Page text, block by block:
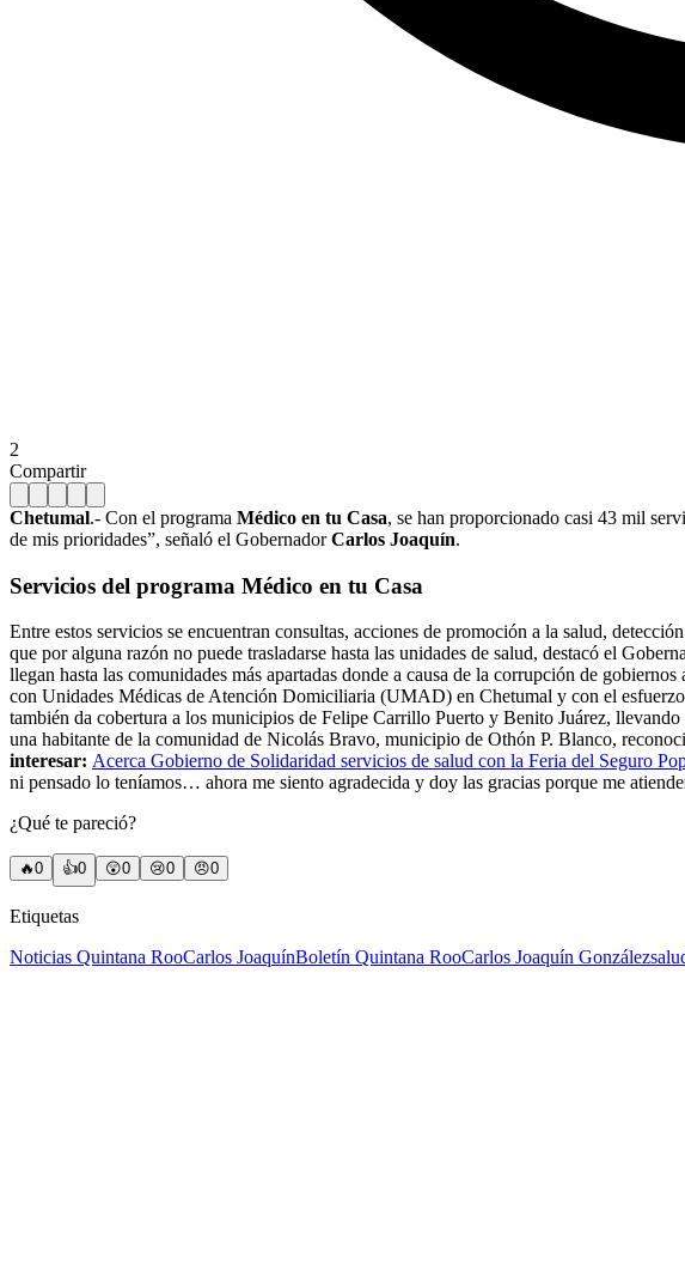
2
Compartir
Chetumal.- Con el programa Médico en tu Casa, se han proporcionado casi 43 mil
de mis prioridades”, señaló el GobernadorCarlos Joaquín.
Servicios del programa Médico en tu Casa
Entre estos servicios se encuentran consultas, acciones de promoción a la salud,
que por alguna razón no puede trasladarse hasta las unidades de salud, destacó el
llegan hasta las comunidades más apartadas donde a causa de la corrupción de
con Unidades Médicas de Atención Domiciliaria (UMAD) en Chetumal y con el
también da cobertura a los municipios de Felipe Carrillo Puerto y Benito Juárez,
una habitante de la comunidad de Nicolás Bravo, municipio de Othón P. Blanco,
interesar: Acerca Gobierno de Solidaridad servicios de salud con la Feria del Seguro
ni pensado lo teníamos… ahora me siento agradecida y doy las gracias porque me
¿Qué te pareció?
🔥0 👍0 😲0 😢0 😠0
Etiquetas
Noticias Quintana RooCarlos JoaquínBoletín Quintana RooCarlos Joaquín González